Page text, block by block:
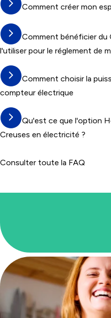
Comment créer mon
Comment bénéficier du
l'utiliser pour le réglement de
Comment choisir la
compteur électrique
Qu'est ce que l'option
Creuses en électricité ?
Consulter toute la FAQ